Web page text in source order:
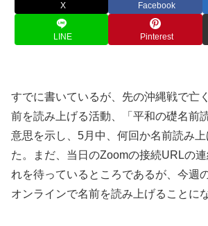
X Facebook
LINE Pinterest
すでに書いているが、先の沖縄戦で亡
前を読み上げる活動、「平和の礎名前
意思を示し、5月中、何回か名前読み
た。まだ、当日のZoomの接続URLの
れを待っているところであるが、今週
オンラインで名前を読み上げることにな